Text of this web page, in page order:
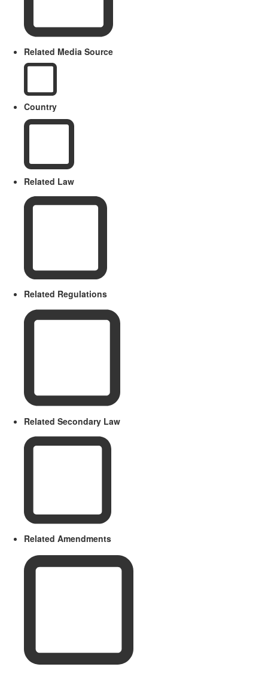
Related Media Source
Country
Related Law
Related Regulations
Related Secondary Law
Related Amendments